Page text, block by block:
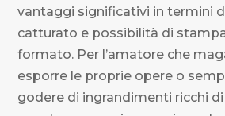
vantaggi significativi in termini
catturato e possibilità di
formato. Per l’amatore che
esporre le proprie opere o
godere di ingrandimenti ricchi